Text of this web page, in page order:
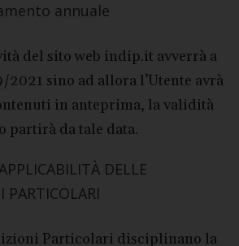
annuale
del sito web indip.it avverrà a
sino ad allora l’Utente avrà
in anteprima, la validità
partirà da tale data.
DELLE
PARTICOLARI
Particolari disciplinano la